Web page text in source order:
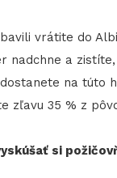
vrátite do
nadchne a
na túto
zľavu 35 % z
si